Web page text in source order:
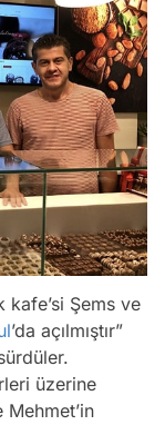
kafe’si Şems ve
’da açılmıştır”
üzerine
Mehmet’in